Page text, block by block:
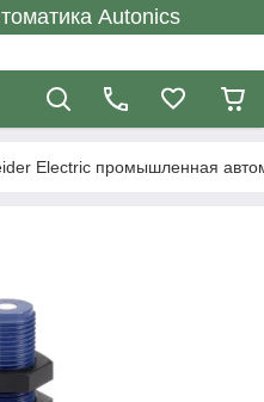
Autonics
Electric промышленная